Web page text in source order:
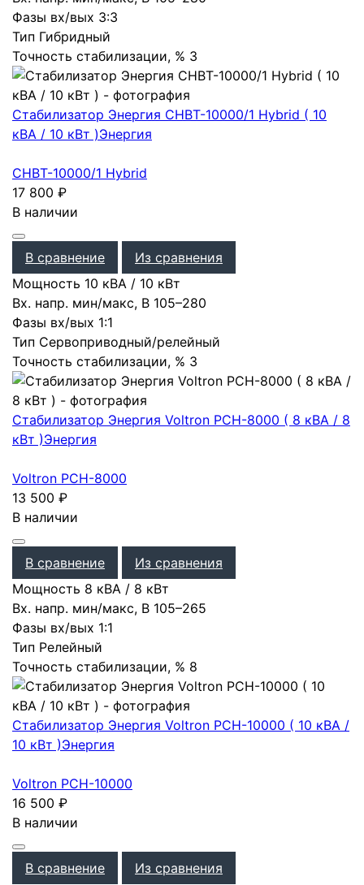
Фазы вх/вых 3:3
Тип Гибридный
Точность стабилизации, % 3
Стабилизатор Энергия CНВТ-10000/1 Нybrid ( 10
кВА / 10 кВт )Энергия
CНВТ-10000/1 Нybrid
17 800 ₽
В наличии
В сравнение
Из сравнения
Мощность 10 кВА / 10 кВт
Вх. напр. мин/макс, В 105–280
Фазы вх/вых 1:1
Тип Сервоприводный/релейный
Точность стабилизации, % 3
Стабилизатор Энергия Voltron РСН-8000 ( 8 кВА / 8
кВт )Энергия
Voltron РСН-8000
13 500 ₽
В наличии
В сравнение
Из сравнения
Мощность 8 кВА / 8 кВт
Вх. напр. мин/макс, В 105–265
Фазы вх/вых 1:1
Тип Релейный
Точность стабилизации, % 8
Стабилизатор Энергия Voltron РСН-10000 ( 10 кВА /
10 кВт )Энергия
Voltron РСН-10000
16 500 ₽
В наличии
В сравнение
Из сравнения